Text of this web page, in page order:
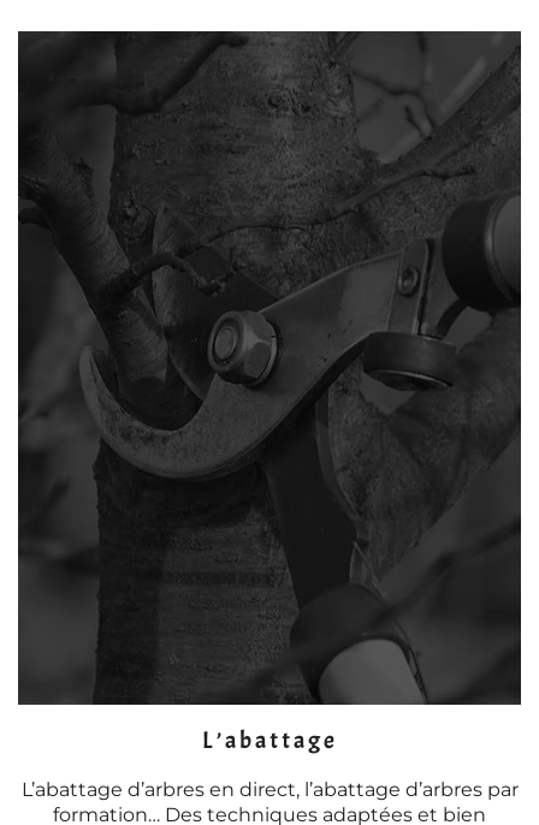
L’abattage
L’abattage d’arbres en direct, l’abattage d’arbres par
formation… Des techniques adaptées et bien